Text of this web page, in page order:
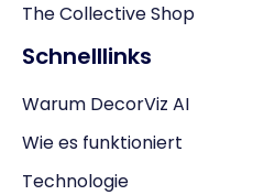
The Collective Shop
Schnelllinks
Warum DecorViz AI
Wie es funktioniert
Technologie